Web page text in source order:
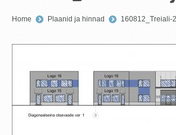
You are here:
Home Plaanid ja hinnad 160812_Treiali-